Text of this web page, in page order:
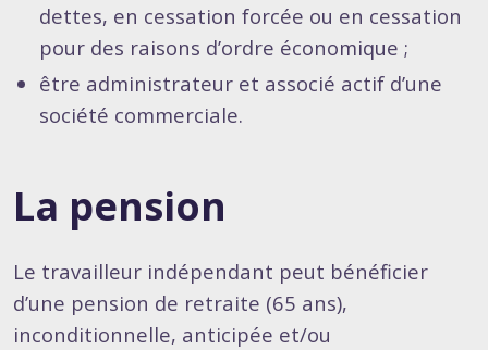
dettes, en cessation forcée ou en cessation
pour des raisons d’ordre économique ;
être administrateur et associé actif d’une
société commerciale.
La pension
Le travailleur indépendant peut bénéficier
d’une pension de retraite (65 ans),
inconditionnelle, anticipée et/ou